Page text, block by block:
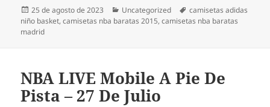
Publicado
el
25 de agosto de 2023 Categorías
Uncategorized Etiquetas
camisetas adidas
niño basket,camisetas nba baratas 2015,camisetas nba baratas
madrid
NBA LIVE Mobile A Pie De
Pista – 27 De Julio